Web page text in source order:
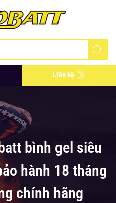
Liên hệ
bình gel siêu
hành 18 tháng
chính hãng